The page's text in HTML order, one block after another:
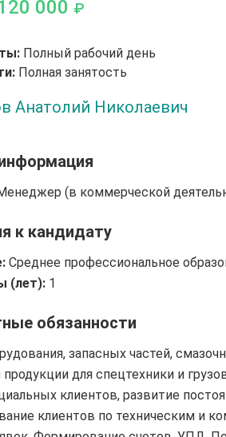
000 ₽
Полный рабочий день
Полная занятость
Анатолий Николаевич
(в коммерческой
к кандидату
Среднее профессиональное
(лет):1
обязанности
запасных частей,
для спецтехники и
клиентов, развитие
клиентов по техническим и